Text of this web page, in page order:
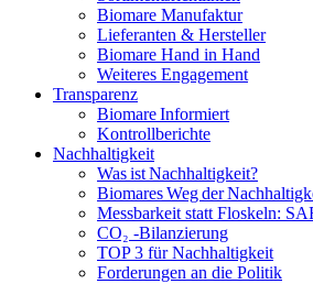
Biomare Manufaktur
Lieferanten & Hersteller
Biomare Hand in Hand
Weiteres Engagement
Transparenz
Biomare Informiert
Kontrollberichte
Nachhaltigkeit
Was ist Nachhaltigkeit?
Biomares Weg der
Messbarkeit statt Floskeln:
CO₂ -Bilanzierung
TOP 3 für Nachhaltigkeit
Forderungen an die Politik